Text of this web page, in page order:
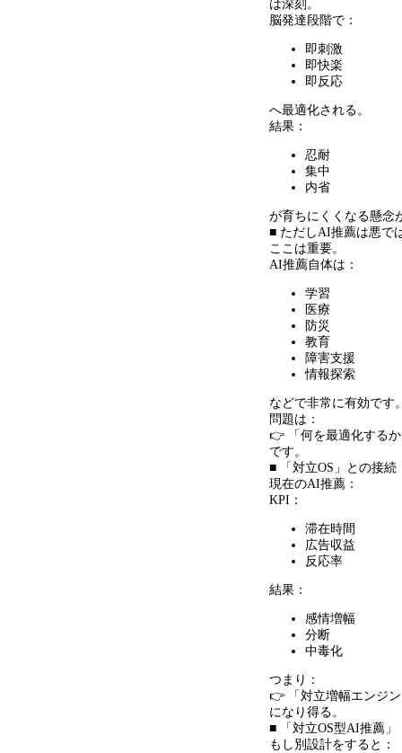
は深刻。
脳発達段階で：
即刺激
即快楽
即反応
へ最適化される。
結果：
忍耐
集中
内省
が育ちにくくなる懸念
■ ただしAI推薦は悪で
ここは重要。
AI推薦自体は：
学習
医療
防災
教育
障害支援
情報探索
などで非常に有効です
問題は：
👉 「何を最適化する
です。
■ 「対立OS」との接続
現在のAI推薦：
KPI：
滞在時間
広告収益
反応率
結果：
感情増幅
分断
中毒化
つまり：
👉 「対立増幅エンジ
になり得る。
■ 「対立OS型AI推薦」
もし別設計をすると：